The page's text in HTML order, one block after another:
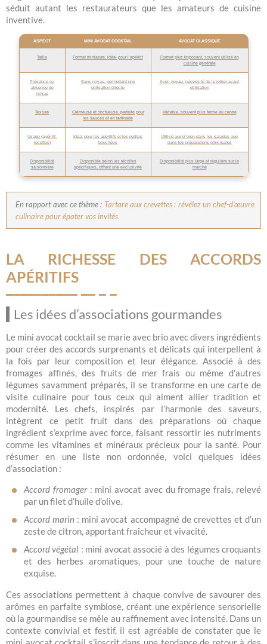
séduit autant les restaurateurs que les amateurs de cuisine
inventive.
ASPECT MINI AVOCAT COCKTAIL AVOCAT CLASSIQUE
Taille Format miniature, idéal pour l’apéritif
Format plus imposant, souvent utilisé en
cuisine générale
Présence ou
absence de
noyau
Sans noyau, permettant une
utilisation directe
Avec noyau, nécessité de le retirer avant
utilisation
Texture
Crémeuse et onctueuse, parfaite pour
les sauces et en tartinade
Variable, souvent plus ferme au centre
Usage (apéritif,
recettes)
Idéal pour les apéritifs et les petites
bouchées
Utilisé aussi bien dans les salades que
dans les préparations principales
Disponibilité
saisonnière
Disponible selon les récoltes
spécifiques, offrant une exclusivité
Disponibilité plus large et régulière sur le
marché
En rapport avec ce thème : Tartare aux crevettes : révélez un chef-d’œuvre
culinaire pour épater vos invités
LA RICHESSE DES ACCORDS
APÉRITIFS
Les idées d’associations gourmandes
Le mini avocat cocktail se marie avec brio avec divers ingrédients
pour créer des accords surprenants et délicats qui interpellent à
la fois par leur composition et leur élégance. Associé à des
fromages affinés, des fruits de mer frais ou même d’autres
légumes savamment préparés, il se transforme en une carte de
visite culinaire pour tous ceux qui aiment allier tradition et
modernité. Les chefs, inspirés par l’harmonie des saveurs,
intègrent ce petit fruit dans des préparations où chaque
ingrédient s’exprime avec force, faisant ressortir les nutriments
comme les vitamines et minéraux précieux pour la santé. Pour
résumer en une liste non ordonnée, voici quelques idées
d’association :
Accord fromager: mini avocat avec du fromage frais, relevé
par un filet d’huile d’olive.
Accord marin : mini avocat accompagné de crevettes et d’un
zeste de citron, apportant fraîcheur et vivacité.
Accord végétal : mini avocat associé à des légumes croquants
et des herbes aromatiques, pour une touche de nature
exquise.
Ces associations permettent à chaque convive de savourer des
arômes en parfaite symbiose, créant une expérience sensorielle
où la gourmandise se mêle au raffinement avec intensité. Dans un
contexte convivial et festif, il est agréable de constater que le